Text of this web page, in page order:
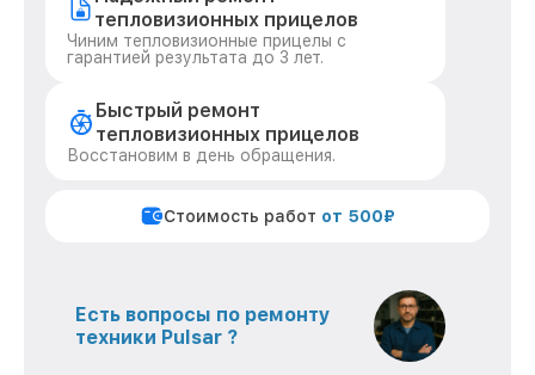
тепловизионных прицелов
Чиним тепловизионные прицелы с
гарантией результата до 3 лет.
Быстрый ремонт
тепловизионных прицелов
Восстановим в день обращения.
Стоимость работ от 500₽
Есть вопросы по ремонту
техники Pulsar ?